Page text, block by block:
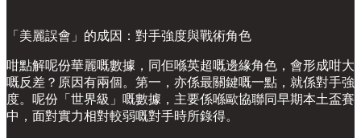
「美麗誤會」的成因：對手強度與戰術角色
咁點解呢份華麗嘅數據，同佢喺英超嘅邊緣角色，會形成咁大
嘅反差？原因有兩個。第一，亦係最關鍵嘅一點，就係對手強
度。呢份「世界級」嘅數據，主要係喺歐協聯同早期本土盃賽
中，面對實力相對較弱嘅對手時所錄得。